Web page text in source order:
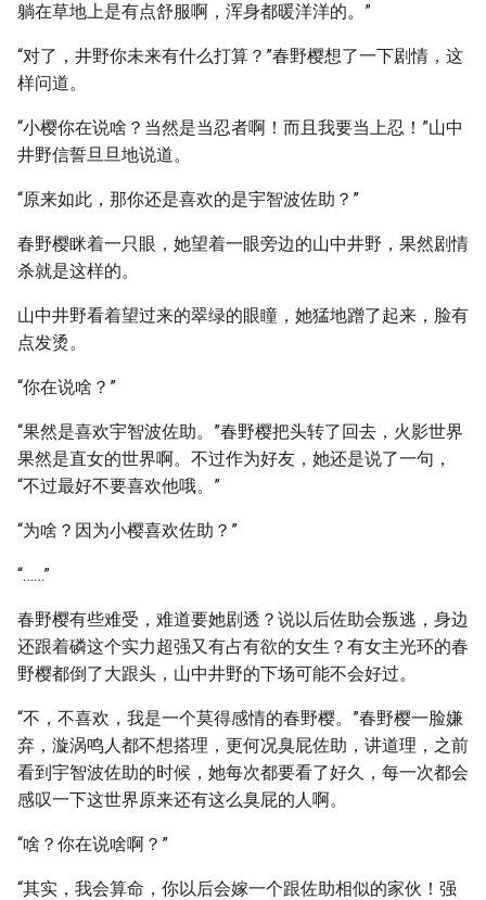
躺在草地上是有点舒服啊，浑身都暖洋洋的。”
“对了，井野你未来有什么打算？”春野樱想了一下剧情，这
样问道。
“小樱你在说啥？当然是当忍者啊！而且我要当上忍！”山中
井野信誓旦旦地说道。
“原来如此，那你还是喜欢的是宇智波佐助？”
春野樱眯着一只眼，她望着一眼旁边的山中井野，果然剧情
杀就是这样的。
山中井野看着望过来的翠绿的眼瞳，她猛地蹭了起来，脸有
点发烫。
“你在说啥？”
“果然是喜欢宇智波佐助。”春野樱把头转了回去，火影世界
果然是直女的世界啊。不过作为好友，她还是说了一句，
“不过最好不要喜欢他哦。”
“为啥？因为小樱喜欢佐助？”
“……”
春野樱有些难受，难道要她剧透？说以后佐助会叛逃，身边
还跟着磷这个实力超强又有占有欲的女生？有女主光环的春
野樱都倒了大跟头，山中井野的下场可能不会好过。
“不，不喜欢，我是一个莫得感情的春野樱。”春野樱一脸嫌
弃，漩涡鸣人都不想搭理，更何况臭屁佐助，讲道理，之前
看到宇智波佐助的时候，她每次都要看了好久，每一次都会
感叹一下这世界原来还有这么臭屁的人啊。
“啥？你在说啥啊？”
“其实，我会算命，你以后会嫁一个跟佐助相似的家伙！强